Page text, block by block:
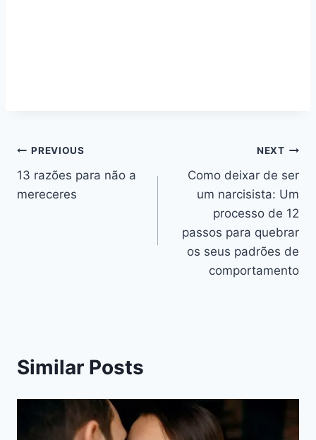
Navegação
de
PREVIOUS
13 razões para não a
mereceres
NEXT
Como deixar de ser
um narcisista: Um
processo de 12
passos para quebrar
os seus padrões de
comportamento
Similar Posts